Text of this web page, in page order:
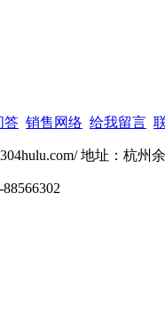
答 销售网络 给我留言
地址：杭州